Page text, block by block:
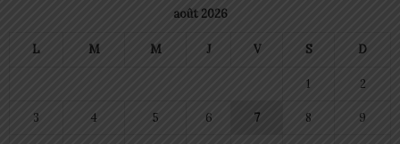
août 2026
L M M J V S D
1 2
3 4 5 6 7 8 9